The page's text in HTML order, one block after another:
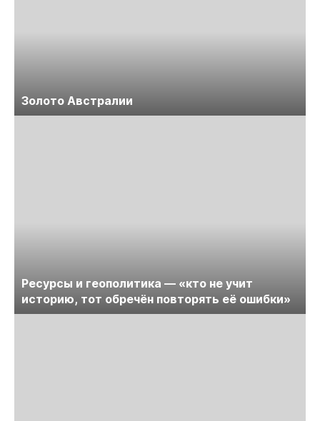
Золото Австралии
Ресурсы и геополитика — «кто не учит
историю, тот обречён повторять её ошибки»